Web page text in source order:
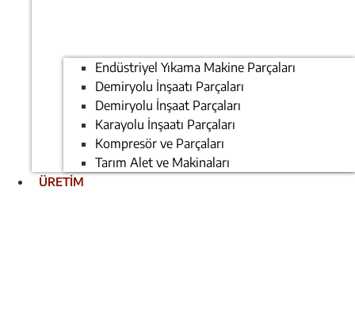
Endüstriyel Yıkama Makine Parçaları
Demiryolu İnşaatı Parçaları
Demiryolu İnşaat Parçaları
Karayolu İnşaatı Parçaları
Kompresör ve Parçaları
Tarım Alet ve Makinaları
ÜRETİM